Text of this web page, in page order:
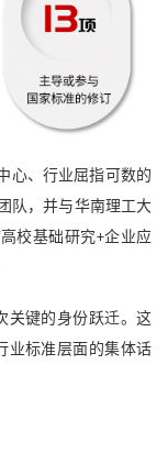
心、行业屈指可数的
队，并与华南理工大
校基础研究+企业应
关键的身份跃迁。这
业标准层面的集体话